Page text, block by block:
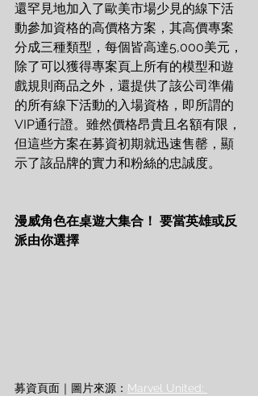
還罕見地加入了歐美市場少見的線下活
動參加資格的高價格方案，其高價專案
分成三種類型，每個皆高達5,000美元，
除了可以獲得專案頁上所有的模型和遊
戲規則商品之外，還提供了該公司準備
的所有線下活動的入場資格，即所謂的
VIP通行證。雖然價格昂貴且名額有限，
但這些方案在募資初期就迅速售罄，顯
示了該品牌的實力和粉絲的忠誠度。
漫威角色在桌遊大集合！ 要當英雄或反
派由你選擇
募資頁面｜圖片來源： Marvel United: